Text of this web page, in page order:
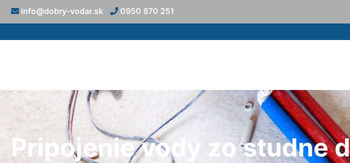
info@dobry-vodar.sk 0950 870 251
Pripojenie vody zo studne